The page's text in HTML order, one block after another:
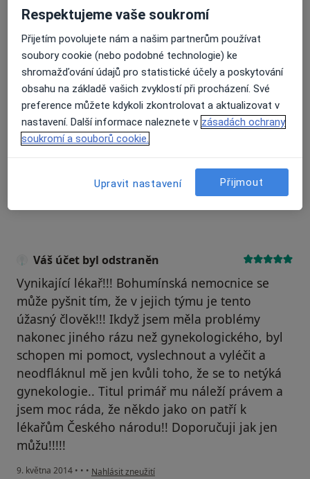
Recenze pacientů jsou pro nás důležité.
Specialisté nemají možnost zaplatit za
odstranění nebo změnu recenze pacienta.
Další informace. Další informace o názorech
Hledejte v názorech
Váš účet byl odstraněn
Vynikající lékař!!! Bohumínská nemocnice se
může pyšnit tím, že v jejich týmu je tento
úžasný člověk!!! Ikdyž jsem měla problémy
nakonec jiného rázu než gynekologického, byl
schopen mi pomoct, vyslechnout a vyléčit a
neodfláknul mě jen kvůli toho, že se to netýká
gynekologie.. Titul primář mu náleží právem a
jsem moc ráda, že někdo jako on patří k
lékařům Českého národu!! Doporučuji jak jen
můžu!!!!!
9. května 2014 • • • podle názoru uživatele Váš účet byl odstraněn
Nahlásit zneužití
Respektujeme vaše soukromí
Přijetím povolujete nám a našim partnerům používat
soubory cookie (nebo podobné technologie) ke
shromažďování údajů pro statistické účely a poskytování
obsahu na základě vašich zvyklostí při procházení. Své
preference můžete kdykoli zkontrolovat a aktualizovat v
nastavení. Další informace naleznete v zásadách ochrany
soukromí a souborů cookie.
Upravit nastavení Přijmout